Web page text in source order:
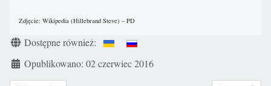
Zdjęcie: Wikipedia (Hillebrand Steve) – PD
Szczegóły
Dostępne również:
Opublikowano: 02 czerwiec 2016